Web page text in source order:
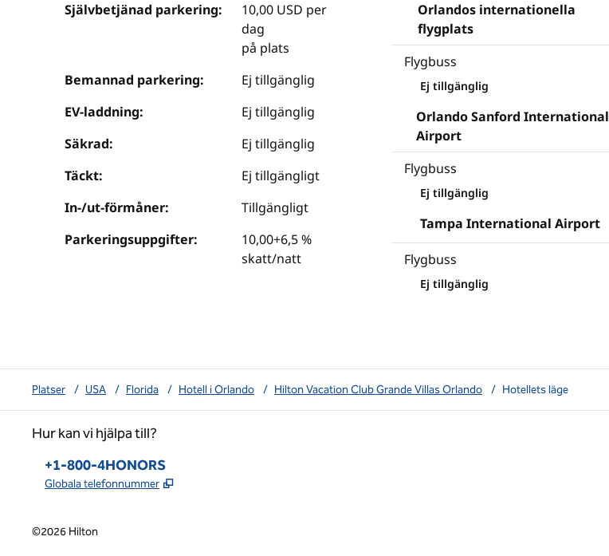
Självbetjänad parkering:
10,00 USD per
dag
på plats
Bemannad parkering:
Ej tillgänglig
EV-laddning:
Ej tillgänglig
Säkrad:
Ej tillgänglig
Täckt:
Ej tillgängligt
In-/ut-förmåner:
Tillgängligt
Parkeringsuppgifter:
10,00+6,5 %
skatt/natt
Orlandos internationella
flygplats
Flygbuss
Ej tillgänglig
Orlando Sanford International
Airport
Flygbuss
Ej tillgänglig
Tampa International Airport
Flygbuss
Ej tillgänglig
Platser / USA / Florida / Hotell i Orlando / Hilton Vacation Club Grande Villas Orlando / Hotellets läge
Hur kan vi hjälpa till?
Telefon:
+1-800-4HONORS
Globala telefonnummer ,
©2026 Hilton